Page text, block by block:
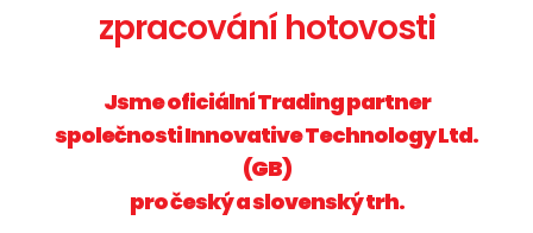
zpracování hotovosti
Jsme oficiální Trading partner
společnosti Innovative Technology Ltd.
(GB)
pro český a slovenský trh.